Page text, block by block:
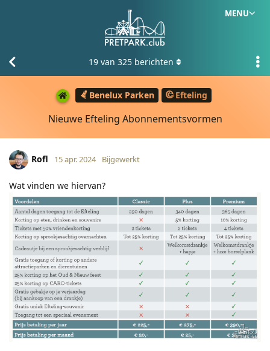
MENU
Benelux Parken Efteling
Nieuwe Efteling Abonnementsvormen
19 van 325 berichten
Rofl 15 apr. 2024 Bijgewerkt
Wat vinden we hiervan?